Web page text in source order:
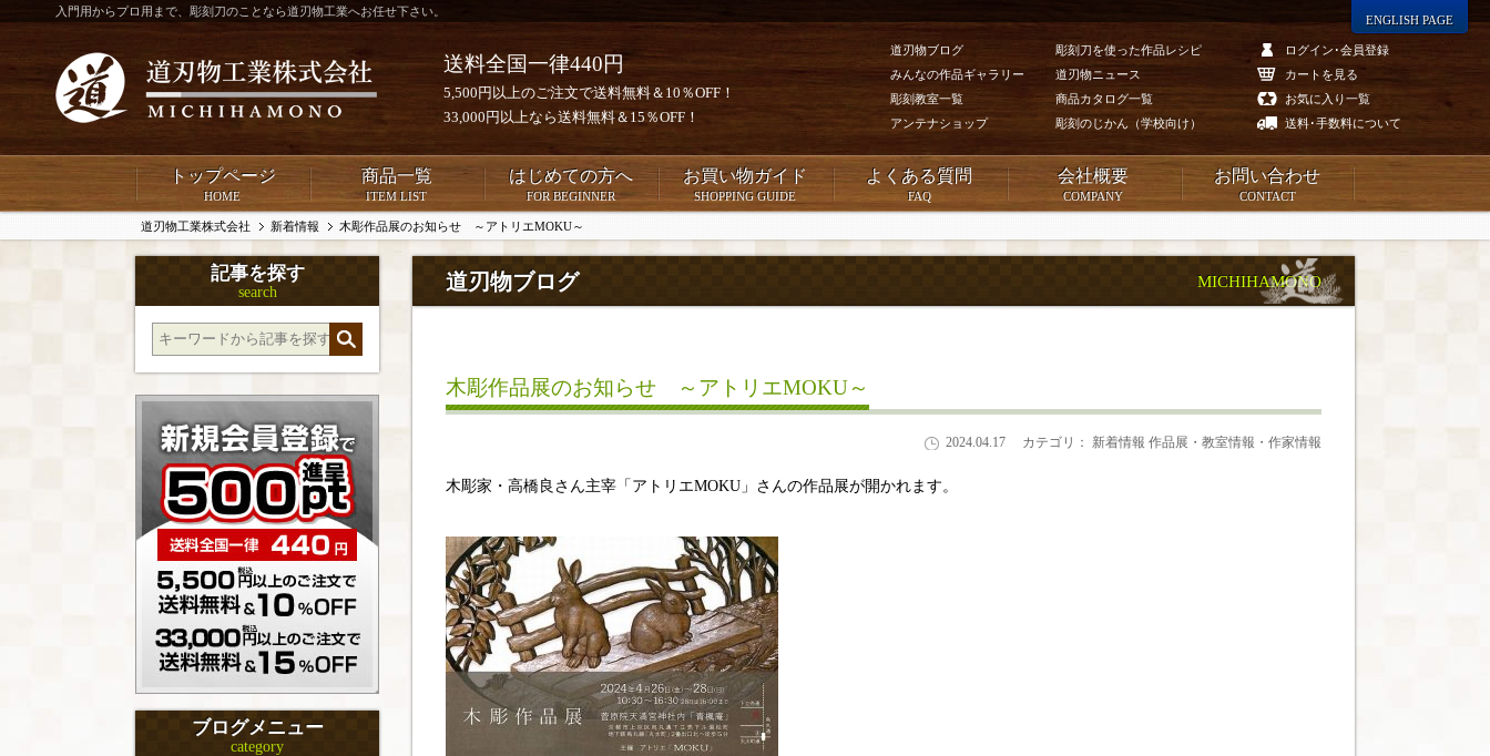
入門用からプロ用まで、彫刻刀のことなら道刃物工業へお任せ下さい。
送料全国一律440円
5,500円以上のご注文で送料無料＆10％OFF！
33,000円以上なら送料無料＆15％OFF！
道刃物ブログ
みんなの作品ギャラリー
彫刻教室一覧
アンテナショップ
彫刻刀を使った作品レシピ
道刃物ニュース
商品カタログ一覧
彫刻のじかん（学校向け）
ログイン･会員登録
カートを見る
お気に入り一覧
送料･手数料について
ENGLISH PAGE
トップページ
HOME
商品一覧
ITEM LIST
はじめての方へ
FOR BEGINNER
お買い物ガイド
SHOPPING GUIDE
よくある質問
FAQ
会社概要
COMPANY
お問い合わせ
CONTACT
道刃物工業株式会社 新着情報 木彫作品展のお知らせ ～アトリエMOKU～
道刃物ブログ MICHIHAMONO
木彫作品展のお知らせ ～アトリエMOKU～
2024.04.17 カテゴリ： 新着情報 作品展・教室情報・作家情報
木彫家・高橋良さん主宰「アトリエMOKU」さんの作品展が開かれます。
記事を探す
search
ブログメニュー
category